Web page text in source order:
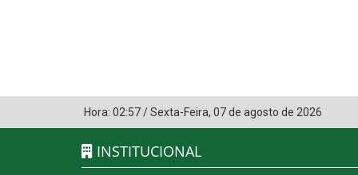
Hora: 02:57/Sexta-Feira, 07 de agosto de 2026
INSTITUCIONAL